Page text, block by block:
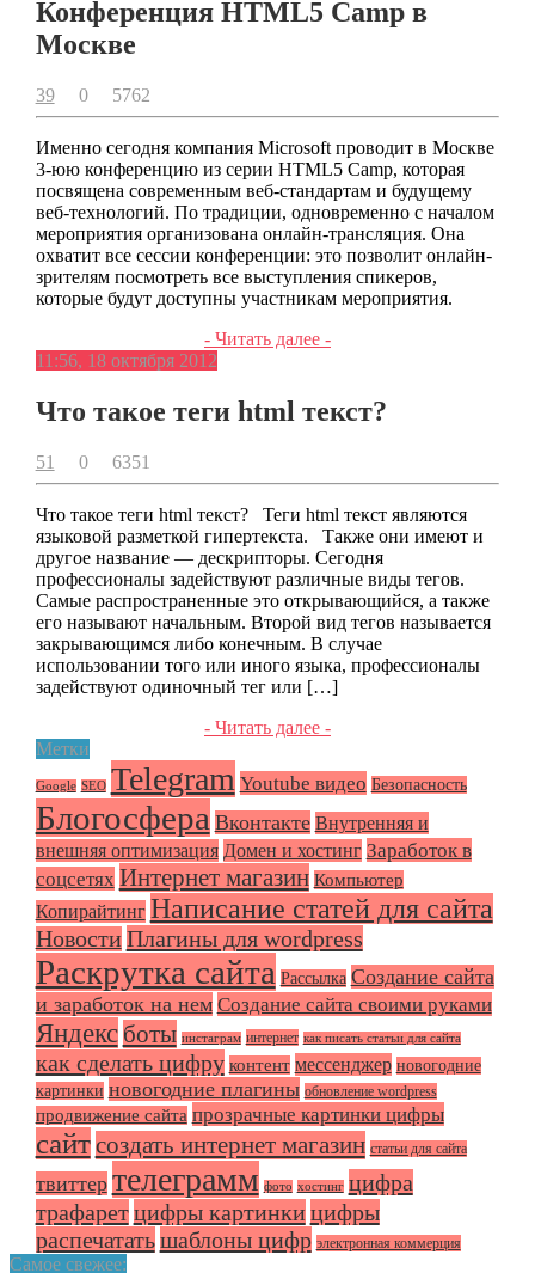
Конференция HTML5 Camp в
Москве
39 0 5762
Именно сегодня компания Microsoft проводит в Москве
3-юю конференцию из серии HTML5 Camp, которая
посвящена современным веб-стандартам и будущему
веб-технологий. По традиции, одновременно с началом
мероприятия организована онлайн-трансляция. Она
охватит все сессии конференции: это позволит онлайн-
зрителям посмотреть все выступления спикеров,
которые будут доступны участникам мероприятия.
- Читать далее -
11:56, 18 октября 2012
Что такое теги html текст?
51 0 6351
Что такое теги html текст? Теги html текст являются
языковой разметкой гипертекста. Также они имеют и
другое название — дескрипторы. Сегодня
профессионалы задействуют различные виды тегов.
Самые распространенные это открывающийся, а также
его называют начальным. Второй вид тегов называется
закрывающимся либо конечным. В случае
использовании того или иного языка, профессионалы
задействуют одиночный тег или […]
- Читать далее -
Метки
Google SEO Telegram Youtube видео Безопасность
Блогосфера Вконтакте Внутренняя и
внешняя оптимизация Домен и хостинг Заработок в
соцсетях Интернет магазин Компьютер
Копирайтинг Написание статей для сайта
Новости Плагины для wordpress
Раскрутка сайта Рассылка Создание сайта
и заработок на нем Создание сайта своими руками
Яндекс боты инстаграм интернет как писать статьи для сайта
как сделать цифру контент мессенджер новогодние
картинки новогодние плагины обновление wordpress
продвижение сайта прозрачные картинки цифры
сайтсоздать интернет магазин статьи для сайта
твиттер телеграмм фото хостинг цифра
трафарет цифры картинки цифры
распечатать шаблоны цифр электронная коммерция
Самое свежее: